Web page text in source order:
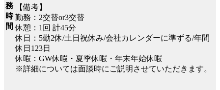
務
時
間
【備考】
勤務：2交替or3交替
休憩：1回 計45分
休日：5勤2休/土日祝休み/会社カレンダーに準ずる/年間
休日123日
休暇：GW休暇・夏季休暇・年末年始休暇
※詳細については面談時にご説明させていただきます。